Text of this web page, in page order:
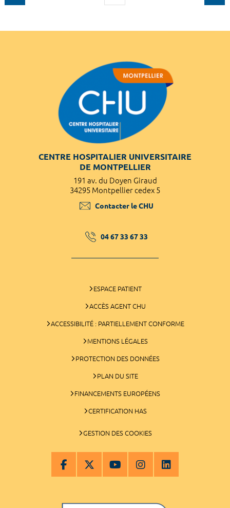
CENTRE HOSPITALIER UNIVERSITAIRE
DE MONTPELLIER
191 av. du Doyen Giraud
34295 Montpellier cedex 5
Contacter le CHU
04 67 33 67 33
ESPACE PATIENT
ACCÈS AGENT CHU
ACCESSIBILITÉ : PARTIELLEMENT CONFORME
MENTIONS LÉGALES
PROTECTION DES DONNÉES
PLAN DU SITE
FINANCEMENTS EUROPÉENS
CERTIFICATION HAS
GESTION DES COOKIES